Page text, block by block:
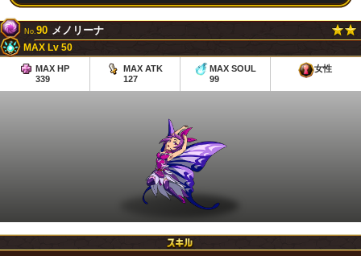
No.90 メノリーナ
MAX Lv 50
MAX HP
339
MAX ATK
127
MAX SOUL
99
女性